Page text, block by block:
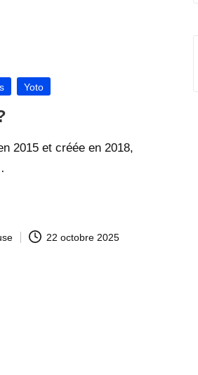
Yoto
2015 et créée en 2018,
22 octobre 2025